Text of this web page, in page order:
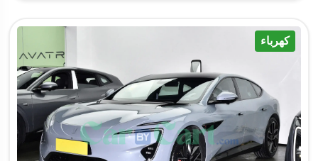
كهرباء